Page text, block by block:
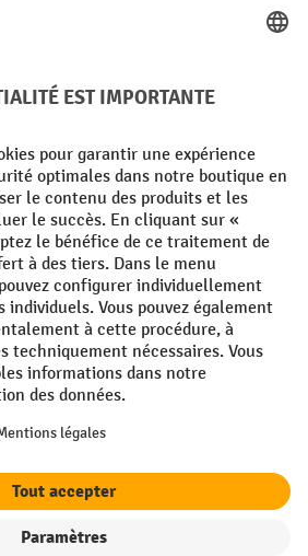
Mentions légales
Politique de cookies
costsand possible delivery charges,
épuisement des stocks. La remise ne
Il n'est pas possible de le combiner
pourcentage ou bons de réduction. | ² Une
lors de la première inscription à la
net minimum de 250 €. Le pourcentage
électriques, les gerbeurs électriques,
et l'outillage sont exclus de cette